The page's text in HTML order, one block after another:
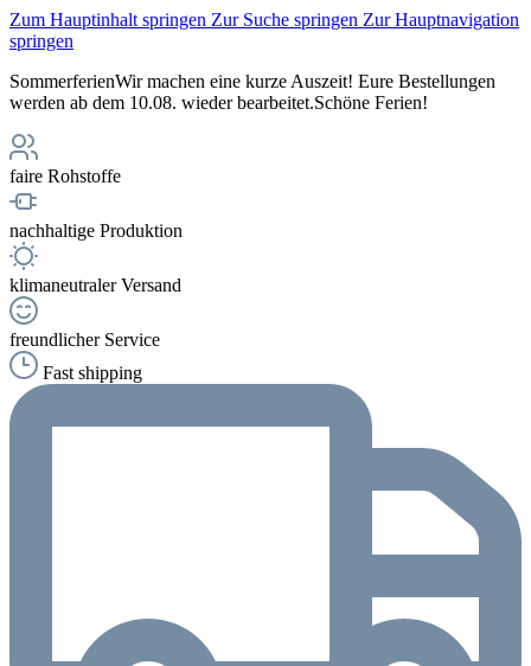
Zum Hauptinhalt springen Zur Suche springen Zur Hauptnavigation
springen
SommerferienWir machen eine kurze Auszeit! Eure Bestellungen
werden ab dem 10.08. wieder bearbeitet.Schöne Ferien!
faire Rohstoffe
nachhaltige Produktion
klimaneutraler Versand
freundlicher Service
Fast shipping